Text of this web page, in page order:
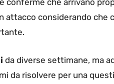
conferme che arrivano
attacco considerando che
da diverse settimane, ma
da risolvere per una